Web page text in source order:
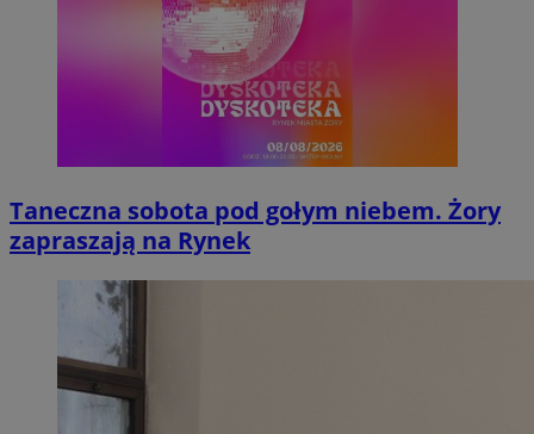
Taneczna sobota pod gołym niebem. Żory
zapraszają na Rynek